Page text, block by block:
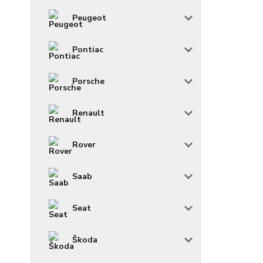
Peugeot
Pontiac
Porsche
Renault
Rover
Saab
Seat
Škoda